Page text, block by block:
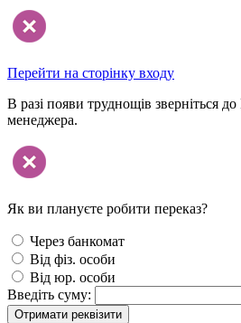
Перейти на сторінку входу
В разі появи труднощів зверніться
менеджера.
Як ви плануєте робити переказ?
Через банкомат
Від фіз. особи
Від юр. особи
Введіть суму:
Отримати реквізити